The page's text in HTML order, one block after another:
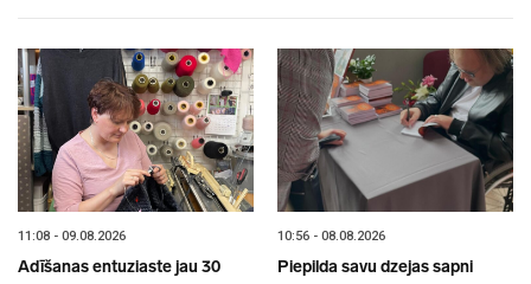
11:08 - 09.08.2026
Adīšanas entuziaste jau 30
10:56 - 08.08.2026
Piepilda savu dzejas sapni